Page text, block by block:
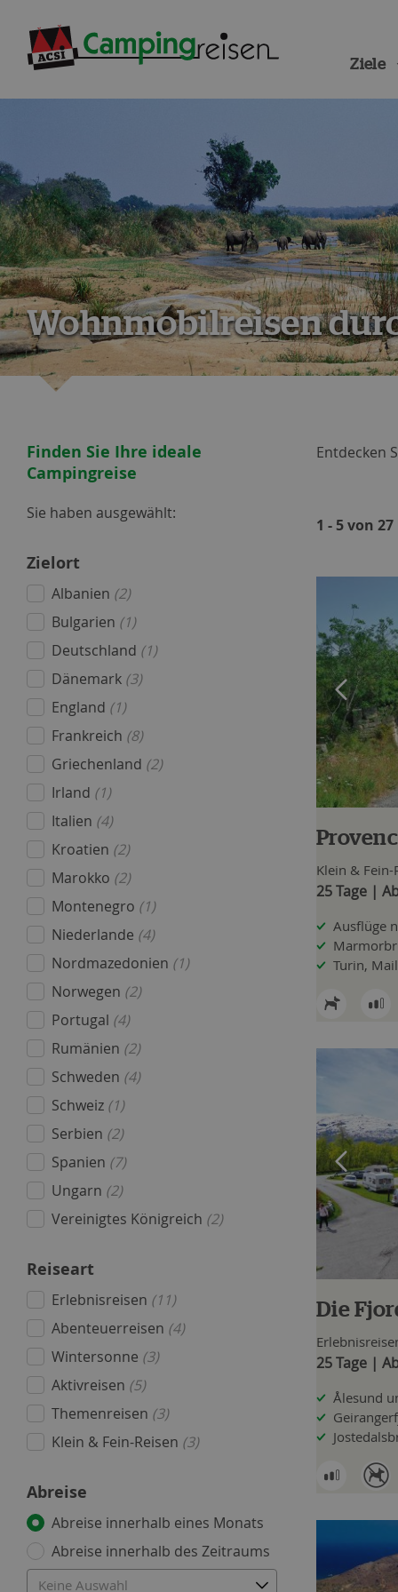
Ziele
Wohnmobilreisen
Finden Sie Ihre ideale
Campingreise
Sie haben ausgewählt:
Zielort
Albanien (2)
Bulgarien (1)
Deutschland (1)
Dänemark (3)
England (1)
Frankreich (8)
Griechenland (2)
Irland (1)
Italien (4)
Kroatien (2)
Marokko (2)
Montenegro (1)
Niederlande (4)
Nordmazedonien (1)
Norwegen (2)
Portugal (4)
Rumänien (2)
Schweden (4)
Schweiz (1)
Serbien (2)
Spanien (7)
Ungarn (2)
Vereinigtes Königreich (2)
Reiseart
Erlebnisreisen (11)
Abenteuerreisen (4)
Wintersonne (3)
Aktivreisen (5)
Themenreisen (3)
Klein & Fein-Reisen (3)
Abreise
Abreise innerhalb eines Monats
Abreise innerhalb des Zeitraums
Keine Auswahl
Entdecken
1 - 5 von
Klein & Fein-
25 Tage |
Ausflüge
Turin,
Die
25 Tage |
Ålesund